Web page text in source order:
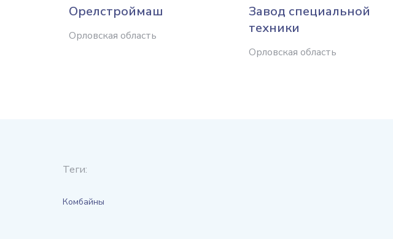
Орелстроймаш
Орловская область
Завод специальной
техники
Орловская область
Теги:
Комбайны